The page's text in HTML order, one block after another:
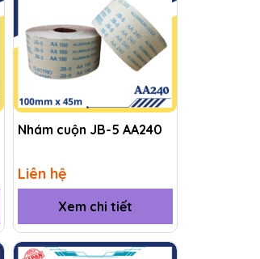
Nhám cuộn JB-5 AA240
Liên hệ
Xem chi tiết